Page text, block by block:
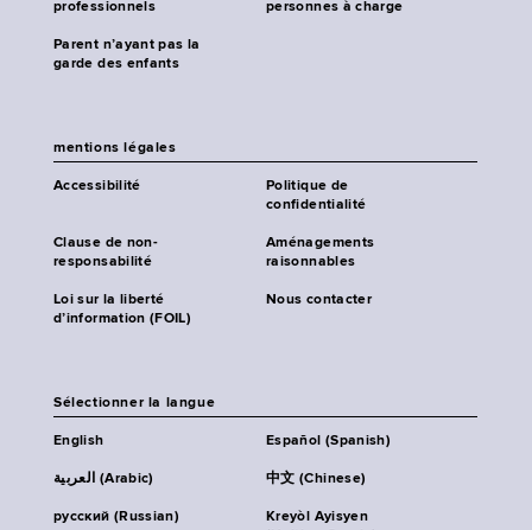
professionnels
personnes à charge
Parent n’ayant pas la
garde des enfants
mentions légales
Accessibilité
Politique de
confidentialité
Clause de non-
responsabilité
Aménagements
raisonnables
Loi sur la liberté
d’information (FOIL)
Nous contacter
Sélectionner la langue
English Español (Spanish)
العربية (Arabic) 中文 (Chinese)
русский (Russian)
Kreyòl Ayisyen